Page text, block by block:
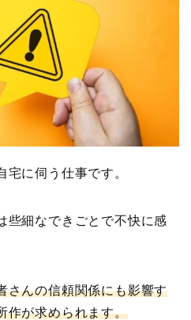
に伺う仕事です。
些細なできごとで不快に感
さんの信頼関係にも影響す
作が求められます。